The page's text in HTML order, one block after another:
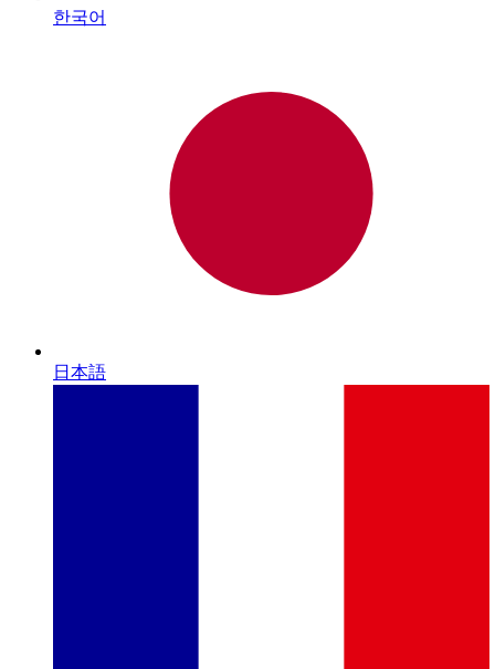
한국어
日本語